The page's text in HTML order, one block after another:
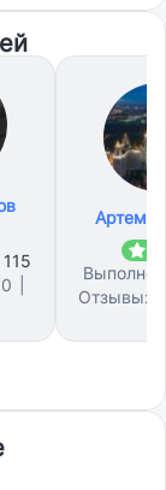
115
0
Артем
Отзывы: